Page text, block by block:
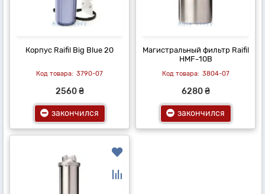
Корпус Raifil Big Blue 20
3790-07
2560 ₴
закончился
Магистральный фильтр Raifil
HMF-10B
3804-07
6280 ₴
закончился